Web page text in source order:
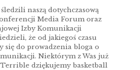
naszą dotychczasową
Media Forum oraz
Izby Komunikacji
że od jakiegoś czasu
się do prowadzenia bloga o
Niektórym z Was już
dziękujemy basketball